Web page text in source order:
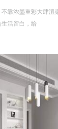
靠浓墨重彩大肆渲
活留白，给